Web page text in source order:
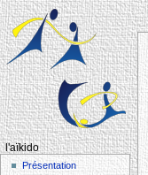
l'aïkido
Présentation